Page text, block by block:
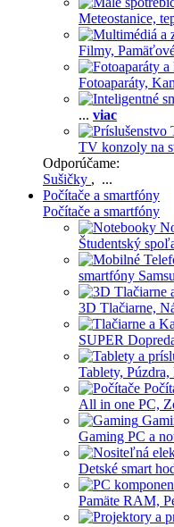
Meteostanice,
Filmy,
Fotoaparáty,
... viac
TV konzoly na
Odporúčame:
Sušičky , ...
Počítače a smartfóny
Počítače a smartfóny
Študentský
smartfóny
3D Tlačiarne,
SUPER
Tablety, Púzdra,
All in one PC,
Gaming PC a
Detské smart
Pamäte RAM,